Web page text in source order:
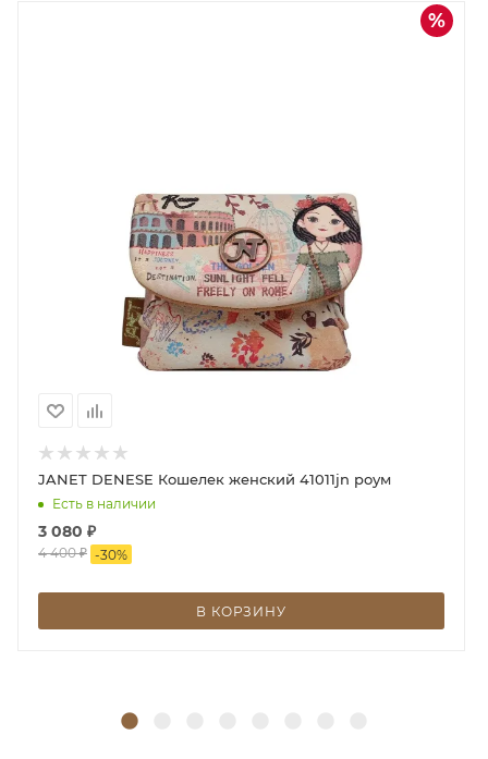
которых на молнии, а второй – открытый. На
ваш образ будет утонченным и изящным. Носите с
собой JANET и наполняйте города красотой!
Скидка
30%
JANET DENESE Кошелек женский 41011jn роум
Есть в наличии
3 080 ₽
4 400₽ -30%
В КОРЗИНУ